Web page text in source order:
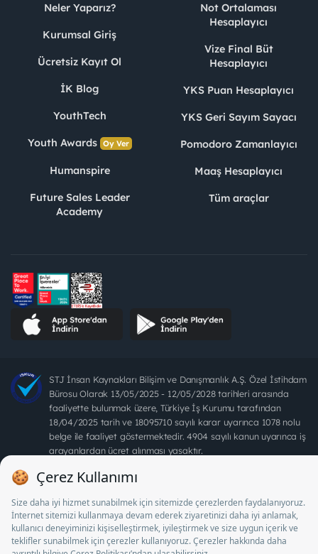
Neler Yaparız?
Kurumsal Giriş
Ücretsiz Kayıt Ol
İK Blog
YouthTech
Youth Awards Oy Ver
Humanspire
Future Sales Leader
Academy
Not Ortalaması
Hesaplayıcı
Vize Final Büt
Hesaplayıcı
YKS Puan Hesaplayıcı
YKS Geri Sayım Sayacı
Pomodoro Zamanlayıcı
Maaş Hesaplayıcı
Tüm araçlar
STJ İnsan Kaynakları Bilişim ve Danışmanlık A.Ş. Özel İstihdam
Bürosu Olarak 13/05/2025 - 12/05/2028 tarihleri arasında
faaliyette bulunmak üzere, Türkiye İş Kurumu tarafından
18/04/2025 tarih ve 18095710 sayılı karar uyarınca 1078 nolu
belge ile faaliyet göstermektedir. 4904 sayılı kanun uyarınca iş
arayanlardan ücret alınması yasaktır.